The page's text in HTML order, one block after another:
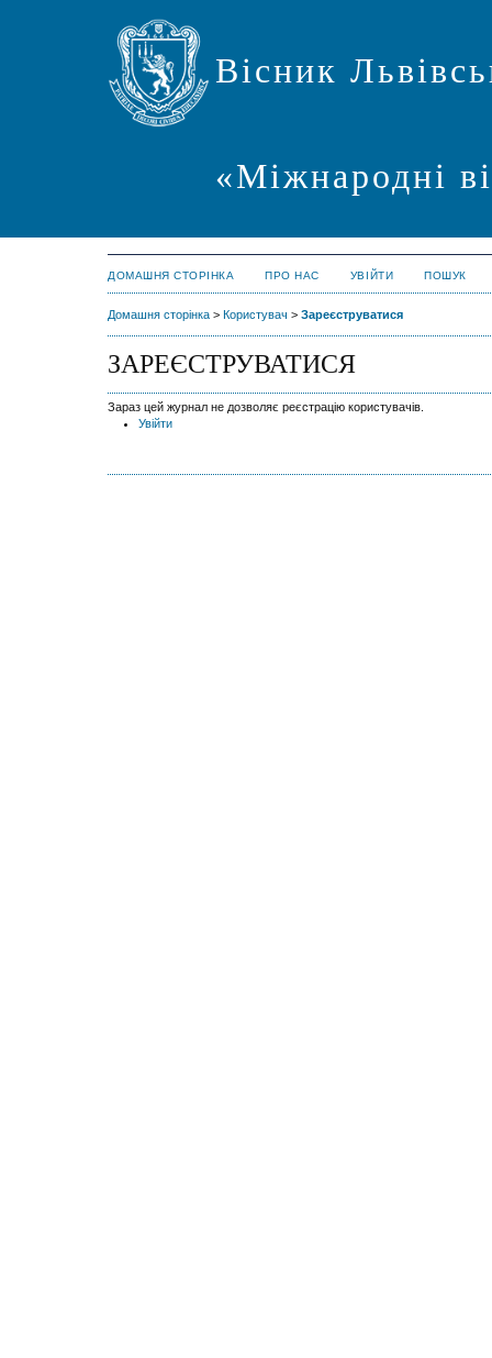
Вісник
«Міжнародні
ДОМАШНЯ СТОРІНКА ПРО НАС УВІЙТИ ПОШУК
Домашня сторінка > Користувач > Зареєструватися
ЗАРЕЄСТРУВАТИСЯ
Зараз цей журнал не дозволяє реєстрацію користувачів.
Увійти